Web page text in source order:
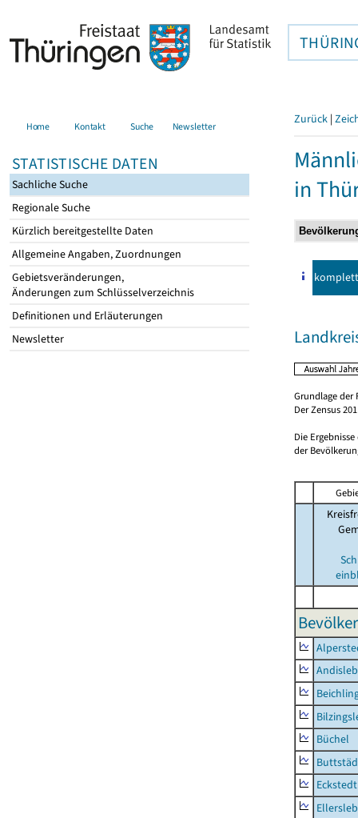
Home Kontakt Suche Newsletter
STATISTISCHE DATEN
Sachliche Suche
Regionale Suche
Kürzlich bereitgestellte Daten
Allgemeine Angaben, Zuordnungen
Gebietsveränderungen,
Änderungen zum Schlüsselverzeichnis
Definitionen und Erläuterungen
Newsletter
Zurück |
in
komplett
Grundlage der
Der Zensus
Die
der
Büchel
Eckstedt